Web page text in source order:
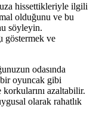
hissettikleriyle ilgili
olduğunu ve bu
söyleyin.
göstermek ve
odasında
oyuncak gibi
azaltabilir.
olarak rahatlık